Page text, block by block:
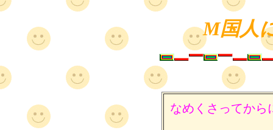
M国人
なめくさってから